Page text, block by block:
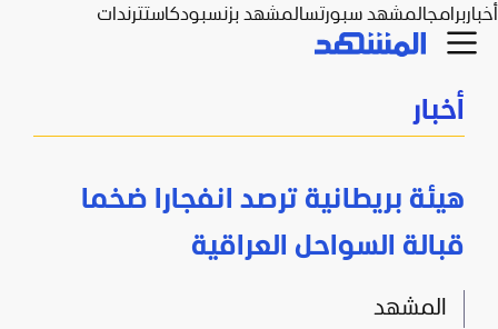
أخباربرامجالمشهد سبورتسالمشهد بزنسبودكاستترندات
أخبار
هيئة بريطانية ترصد انفجارا ضخما
قبالة السواحل العراقية
المشهد